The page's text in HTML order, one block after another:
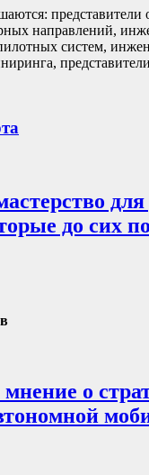
представители
направлений,
систем,
представители
для
до сих
о